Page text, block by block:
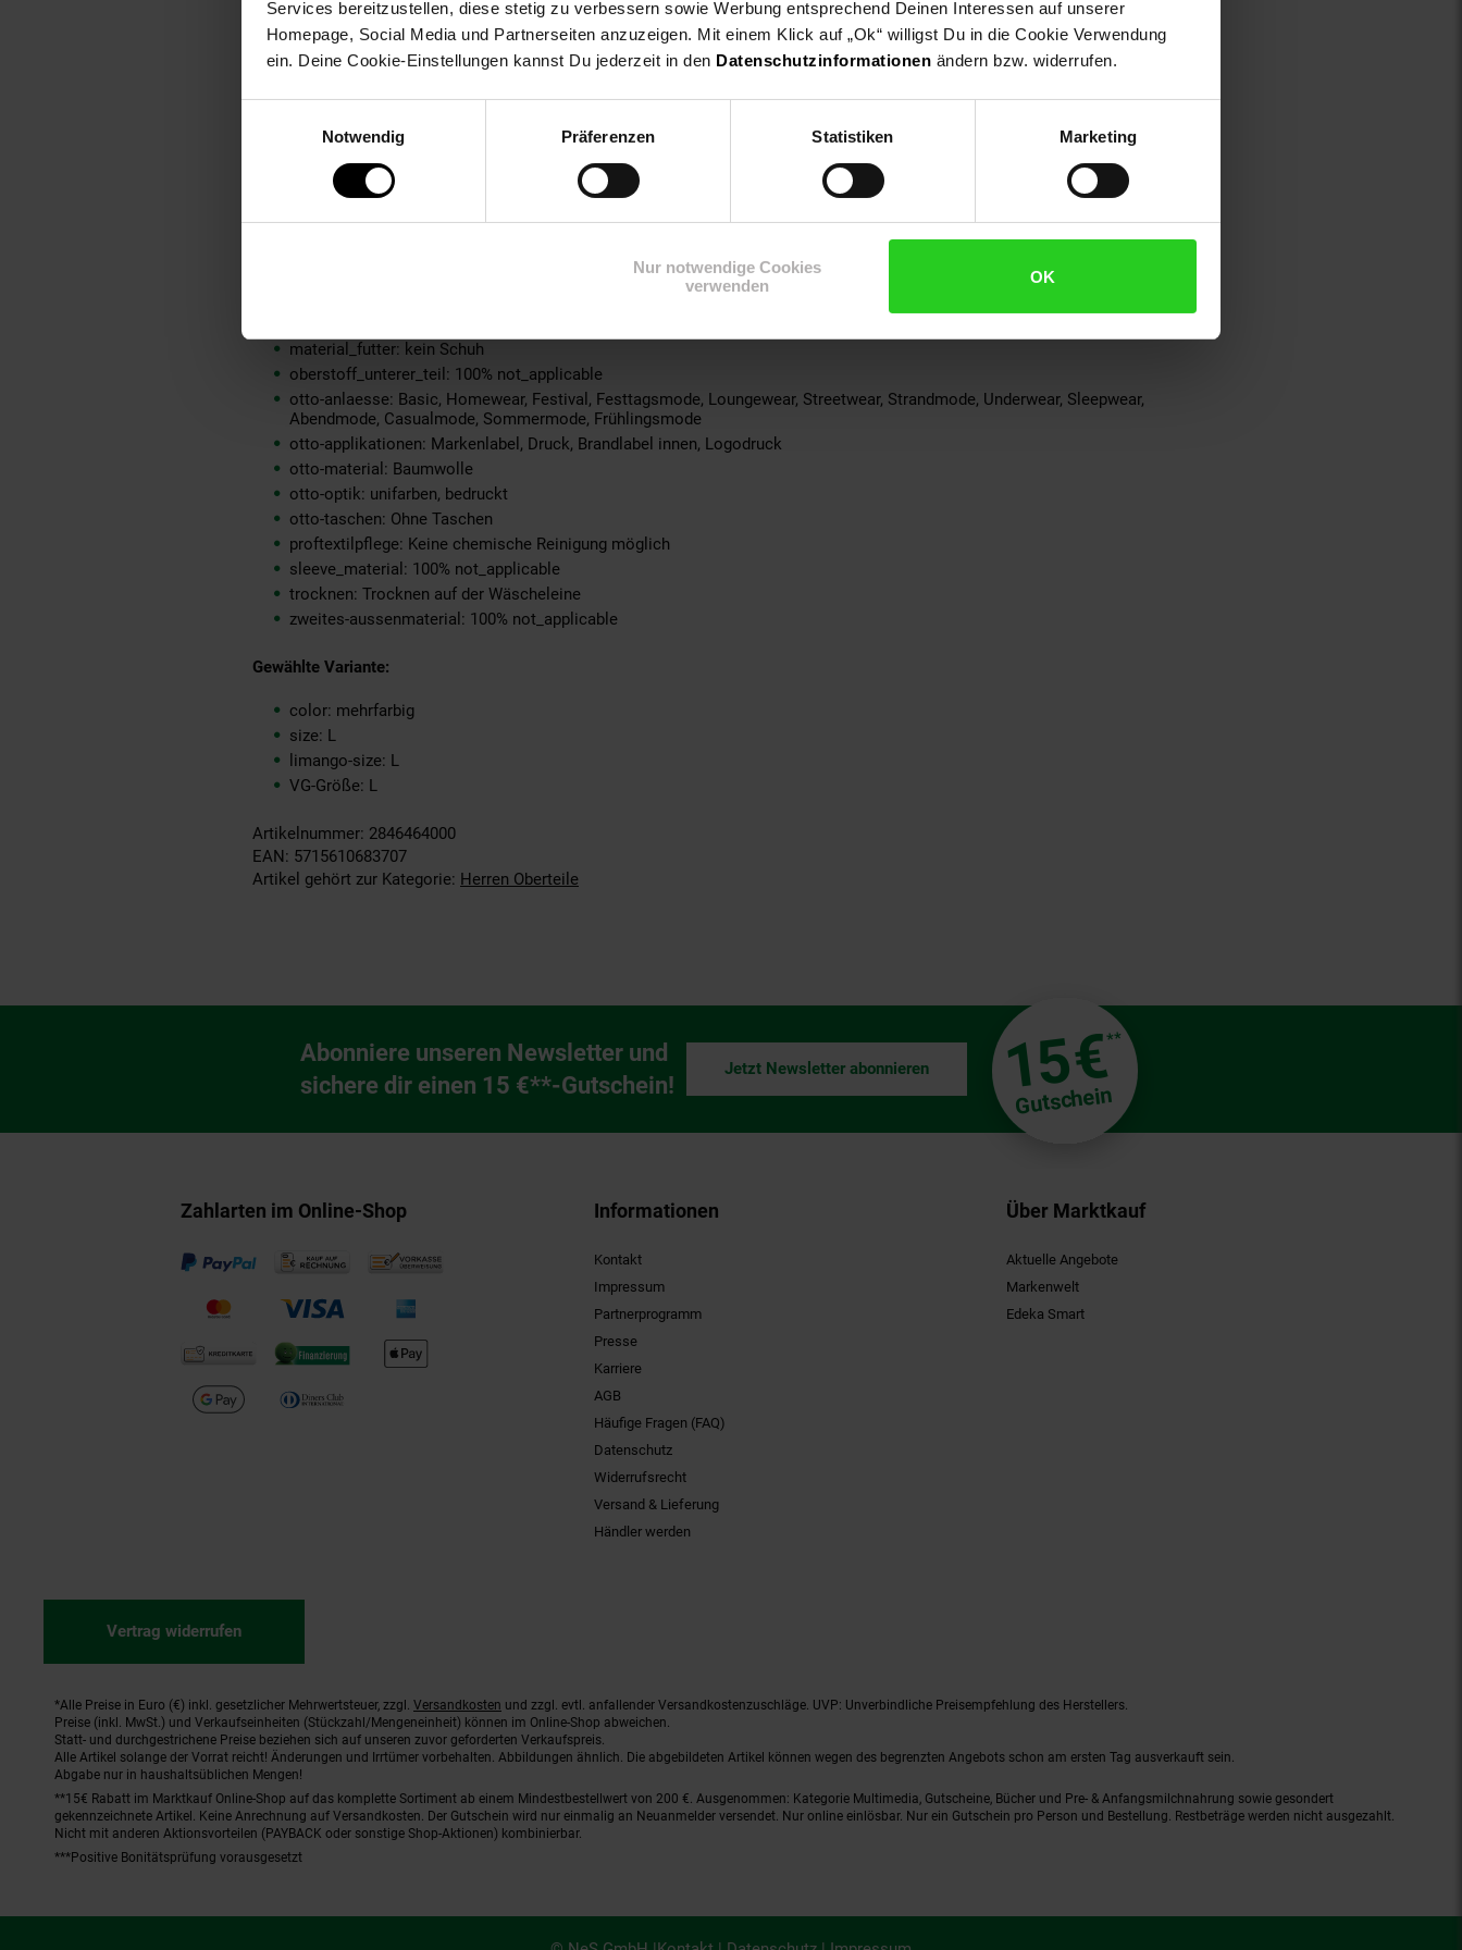
Services bereitzustellen, diese stetig zu verbessern sowie Werbung entsprechend Deinen Interessen auf unserer
Homepage, Social Media und Partnerseiten anzuzeigen. Mit einem Klick auf „Ok“ willigst Du in die Cookie Verwendung
ein. Deine Cookie-Einstellungen kannst Du jederzeit in den Datenschutzinformationen ändern bzw. widerrufen.
Notwendig
Präferenzen Statistiken Marketing
Nur notwendige Cookies
verwenden
OK
innen_material_einsatz: 100% not_applicable
material: 100% Baumwolle
material-fuellung-innenjacke: 100% not_applicable
material-futter-aermel: 100% not_applicable
material-kunstfellkragen: 100% not_applicable
material-oberstoff-innenjacke: 100% not_applicable
material-oberstoff-innenseite: 100% not_applicable
material-oberstoff-mittlere-schicht: 100% not_applicable
material-oberstoff-oberer-teil: 100% not_applicable
material_futter: kein Schuh
oberstoff_unterer_teil: 100% not_applicable
otto-anlaesse: Basic, Homewear, Festival, Festtagsmode, Loungewear, Streetwear, Strandmode, Underwear, Sleepwear,
Abendmode, Casualmode, Sommermode, Frühlingsmode
otto-applikationen: Markenlabel, Druck, Brandlabel innen, Logodruck
otto-material: Baumwolle
otto-optik: unifarben, bedruckt
otto-taschen: Ohne Taschen
proftextilpflege: Keine chemische Reinigung möglich
sleeve_material: 100% not_applicable
trocknen: Trocknen auf der Wäscheleine
zweites-aussenmaterial: 100% not_applicable
Gewählte Variante:
color: mehrfarbig
size: L
limango-size: L
VG-Größe: L
Artikelnummer: 2846464000
EAN: 5715610683707
Artikel gehört zur Kategorie: Herren Oberteile
Newsletter Anmeldung
Abonniere unseren Newsletter und
sichere dir einen 15 €**-Gutschein!
15€**
Gutschein
Jetzt Newsletter abonnieren
Zahlarten im Online-Shop Informationen
Kontakt
Impressum
Partnerprogramm
Presse
Karriere
AGB
Häufige Fragen (FAQ)
Datenschutz
Widerrufsrecht
Versand & Lieferung
Händler werden
Über Marktkauf
Aktuelle Angebote
Markenwelt
Edeka Smart
Vertrag widerrufen
Fußnoten
*Alle Preise in Euro (€) inkl. gesetzlicher Mehrwertsteuer, zzgl. Versandkosten und zzgl. evtl. anfallender Versandkostenzuschläge. UVP: Unverbindliche Preisempfehlung des Herstellers.
Preise (inkl. MwSt.) und Verkaufseinheiten (Stückzahl/Mengeneinheit) können im Online-Shop abweichen.
Statt- und durchgestrichene Preise beziehen sich auf unseren zuvor geforderten Verkaufspreis.
Alle Artikel solange der Vorrat reicht! Änderungen und Irrtümer vorbehalten. Abbildungen ähnlich. Die abgebildeten Artikel können wegen des begrenzten Angebots schon am ersten Tag ausverkauft sein.
Abgabe nur in haushaltsüblichen Mengen!
**15€ Rabatt im Marktkauf Online-Shop auf das komplette Sortiment ab einem Mindestbestellwert von 200 €. Ausgenommen: Kategorie Multimedia, Gutscheine, Bücher und Pre- & Anfangsmilchnahrung sowie gesondert
gekennzeichnete Artikel. Keine Anrechnung auf Versandkosten. Der Gutschein wird nur einmalig an Neuanmelder versendet. Nur online einlösbar. Nur ein Gutschein pro Person und Bestellung. Restbeträge werden nicht ausgezahlt.
Nicht mit anderen Aktionsvorteilen (PAYBACK oder sonstige Shop-Aktionen) kombinierbar.
***Positive Bonitätsprüfung vorausgesetzt